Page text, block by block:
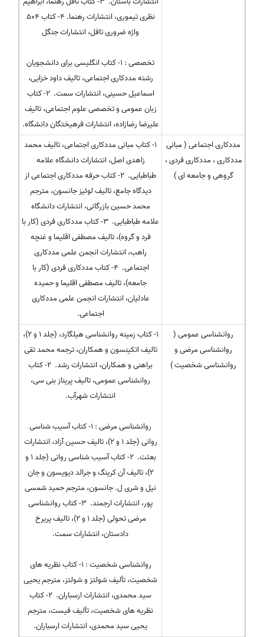
نظری تیموری، انتشارات رهنما. ۴- کتاب ۵۰۴
واژه ضروری تافل، انتشارات جنگل
تخصصی : ۱- کتاب انگلیسی برای دانشجویان
رشته مددکاری اجتماعی، تالیف داود خزایی،
اسماعیل حسینی، انتشارات سمت. ۲- کتاب
زبان عمومی و تخصصی علوم اجتماعی، تالیف
علیرضا رضازاده، انتشارات فرهیختگان دانشگاه.
مددکاری اجتماعی ( مبانی
مددکاری ، مددکاری فردی ،
گروهی و جامعه ای )
۱- کتاب مبانی مددکاری اجتماعی، تالیف محمد
زاهدی اصل، انتشارات دانشگاه علامه
طباطبایی. ۲- کتاب حرفه مددکاری اجتماعی از
دیدگاه جامع، تالیف لوئیز جانسون، مترجم
محمد حسین بازرگانی، انتشارات دانشگاه
علامه طباطبایی. ۳- کتاب مددکاری فردی (کار با
فرد و گروه)، تالیف مصطفی اقلیما و غنچه
راهب، انتشارات انجمن علمی مددکاری
اجتماعی. ۴- کتاب مددکاری فردی (کار با
جامعه)، تالیف مصطفی اقلیما و حمیده
عادلیان، انتشارات انجمن علمی مددکاری
اجتماعی.
روانشناسی عمومی (
روانشناسی مرضی و
روانشناسی شخصیت )
۱- کتاب زمینه روانشناسی هیلگارد، (جلد ۱ و ۲)،
تالیف اتکینسون و همکاران، ترجمه محمد تقی
براهنی و همکاران، انتشارات رشد. ۲- کتاب
روانشناسی عمومی، تالیف پریناز بنی سی،
انتشارات شهرآب.
روانشناسی مرضی : ۱- کتاب آسیب شناسی
روانی (جلد ۱ و ۲)، تالیف حسین آزاد، انتشارات
بعثت. ۲- کتاب آسیب شناسی روانی (جلد ۱ و
۲)، تالیف آن کرینگ و جرالد دیویسون و جان
نیل و شری ل. جانسون، مترجم حمید شمسی
پور، انتشارات ارجمند. ۳- کتاب روانشناسی
مرضی تحولی (جلد ۱ و ۲)، تالیف پریرخ
دادستان، انتشارات سمت.
روانشناسی شخصیت : ۱- کتاب نظریه های
شخصیت، تألیف شولتز و شولتز، مترجم یحیی
سید محمدی، انتشارات ارسباران. ۲- کتاب
نظریه های شخصیت، تألیف فیست، مترجم
یحیی سید محمدی، انتشارات ارسباران.